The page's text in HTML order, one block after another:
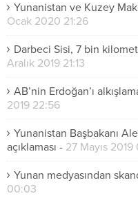
Yunanistan ve Kuzey
Ocak 2020 21:26
Darbeci Sisi, 7 bin
Aralık 2019 21:13
AB’nin Erdoğan’ı
2019 22:56
Yunanistan Başbakanı
açıklaması - 27 Mayıs 2019
Yunan medyasından
00:03